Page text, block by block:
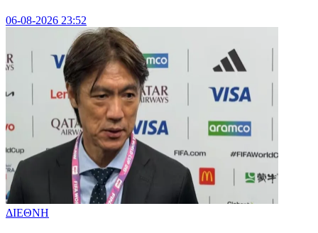
06-08-2026 23:52
ΔΙΕΘΝΗ